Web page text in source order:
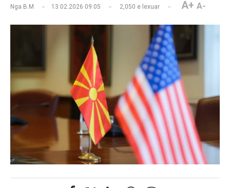
Nga B.M 13.02.2026 09:05 2,050 e lexuar A+ A-